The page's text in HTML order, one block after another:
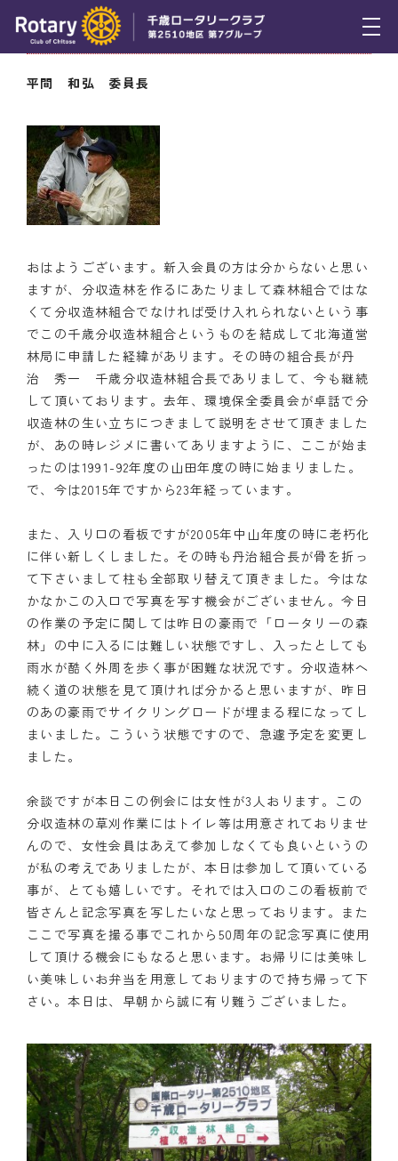
トピックス
活動報告
理事会報告
年間プログラム
木曜会
組織図
クラブのあゆみ
クラブの歴史
歴代会長・幹事
案内
例会場・事務局の案内
リンク集
情報公開
入会のご案内
6月4日（木） 環境保全委員長挨拶・記念撮影
平間 和弘 委員長
おはようございます。新入会員の方は分からないと思い
ますが、分収造林を作るにあたりまして森林組合ではな
くて分収造林組合でなければ受け入れられないという事
でこの千歳分収造林組合というものを結成して北海道営
林局に申請した経緯があります。その時の組合長が丹
治 秀一 千歳分収造林組合長でありまして、今も継続
して頂いております。去年、環境保全委員会が卓話で分
収造林の生い立ちにつきまして説明をさせて頂きました
が、あの時レジメに書いてありますように、ここが始ま
ったのは1991-92年度の山田年度の時に始まりました。
で、今は2015年ですから23年経っています。
また、入り口の看板ですが2005年中山年度の時に老朽化
に伴い新しくしました。その時も丹治組合長が骨を折っ
て下さいまして柱も全部取り替えて頂きました。今はな
かなかこの入口で写真を写す機会がございません。今日
の作業の予定に関しては昨日の豪雨で「ロータリーの森
林」の中に入るには難しい状態ですし、入ったとしても
雨水が酷く外周を歩く事が困難な状況です。分収造林へ
続く道の状態を見て頂ければ分かると思いますが、昨日
のあの豪雨でサイクリングロードが埋まる程になってし
まいました。こういう状態ですので、急遽予定を変更し
ました。
余談ですが本日この例会には女性が3人おります。この
分収造林の草刈作業にはトイレ等は用意されておりませ
んので、女性会員はあえて参加しなくても良いというの
が私の考えでありましたが、本日は参加して頂いている
事が、とても嬉しいです。それでは入口のこの看板前で
皆さんと記念写真を写したいなと思っております。また
ここで写真を撮る事でこれから50周年の記念写真に使用
して頂ける機会にもなると思います。お帰りには美味し
い美味しいお弁当を用意しておりますので持ち帰って下
さい。本日は、早朝から誠に有り難うございました。